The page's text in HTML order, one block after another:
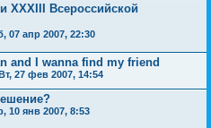
XXXIII Всероссийской
07 апр 2007, 22:30
and I wanna find my friend
27 фев 2007, 14:54
10 янв 2007, 8:53